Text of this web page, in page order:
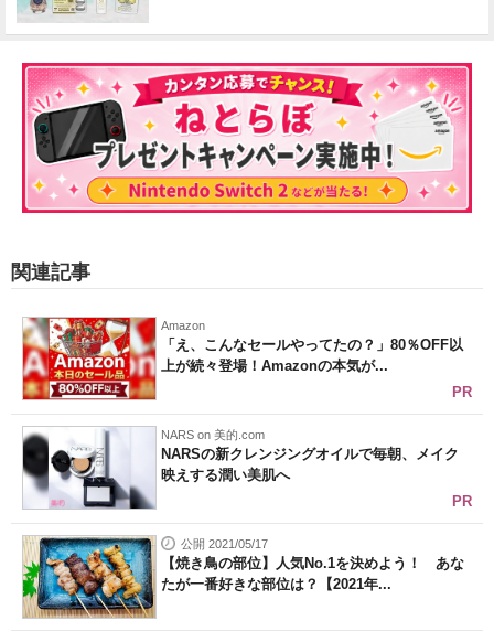
関連記事
Amazon
「え、こんなセールやってたの？」80％OFF以
上が続々登場！Amazonの本気が...
PR
NARS on 美的.com
NARSの新クレンジングオイルで毎朝、メイク
映えする潤い美肌へ
PR
公開 2021/05/17
【焼き鳥の部位】人気No.1を決めよう！ あな
たが一番好きな部位は？【2021年...